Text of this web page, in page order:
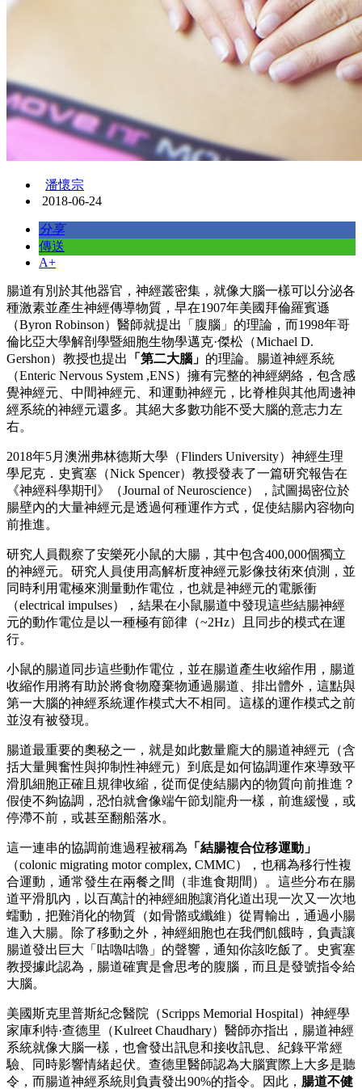
潘懷宗
2018-06-24
分享
傳送
A+
腸道有別於其他器官，神經叢密集，就像大腦一樣可以分泌各
種激素並產生神經傳導物質，早在1907年美國拜倫羅賓遜
（Byron Robinson）醫師就提出「腹腦」的理論，而1998年哥
倫比亞大學解剖學暨細胞生物學邁克·傑松（Michael D.
Gershon）教授也提出
「第二大腦」 的理論。腸道神經系統
（Enteric Nervous System ,ENS）擁有完整的神經網絡，包含感
覺神經元、中間神經元、和運動神經元，比脊椎與其他周邊神
經系統的神經元還多。其絕大多數功能不受大腦的意志力左
右。
2018年5月澳洲弗林德斯大學（Flinders University）神經生理
學尼克．史賓塞（Nick Spencer）教授發表了一篇研究報告在
《神經科學期刊》（Journal of Neuroscience），試圖揭密位於
腸壁內的大量神經元是透過何種運作方式，促使結腸內容物向
前推進。
研究人員觀察了安樂死小鼠的大腸，其中包含400,000個獨立
的神經元。研究人員使用高解析度神經元影像技術來偵測，並
同時利用電極來測量動作電位，也就是神經元的電脈衝
（electrical impulses），結果在小鼠腸道中發現這些結腸神經
元的動作電位是以一種極有節律（~2Hz）且同步的模式在運
行。
小鼠的腸道同步這些動作電位，並在腸道產生收縮作用，腸道
收縮作用將有助於將食物廢棄物通過腸道、排出體外，這點與
第一大腦的神經系統運作模式大不相同。這樣的運作模式之前
並沒有被發現。
腸道最重要的奧秘之一，就是如此數量龐大的腸道神經元（含
括大量興奮性與抑制性神經元）到底是如何協調運作來導致平
滑肌細胞正確且規律收縮，從而促使結腸內的物質向前推進？
假使不夠協調，恐怕就會像端午節划龍舟一樣，前進緩慢，或
停滯不前，或甚至翻船落水。
這一連串的協調前進過程被稱為 「結腸複合位移運動」
（colonic migrating motor complex, CMMC），也稱為移行性複
合運動，通常發生在兩餐之間（非進食期間）。這些分布在腸
道平滑肌內，以百萬計的神經細胞讓消化道出現一次又一次地
蠕動，把難消化的物質（如骨骼或纖維）從胃輸出，通過小腸
進入大腸。除了移動之外，神經細胞也在我們飢餓時，負責讓
腸道發出巨大「咕嚕咕嚕」的聲響，通知你該吃飯了。史賓塞
教授據此認為，腸道確實是會思考的腹腦，而且是發號指令給
大腦。
美國斯克里普斯紀念醫院（Scripps Memorial Hospital）神經學
家庫利特·查德里（Kulreet Chaudhary）醫師亦指出，腸道神經
系統就像大腦一樣，也會發出訊息和接收訊息、紀錄平常經
驗、同時影響情緒起伏。查德里醫師認為大腦實際上大多是聽
令，而腸道神經系統則負責發出90%的指令。因此， 腸道不健